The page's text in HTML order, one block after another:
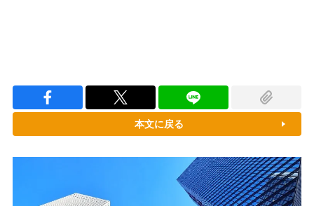
本文に戻る